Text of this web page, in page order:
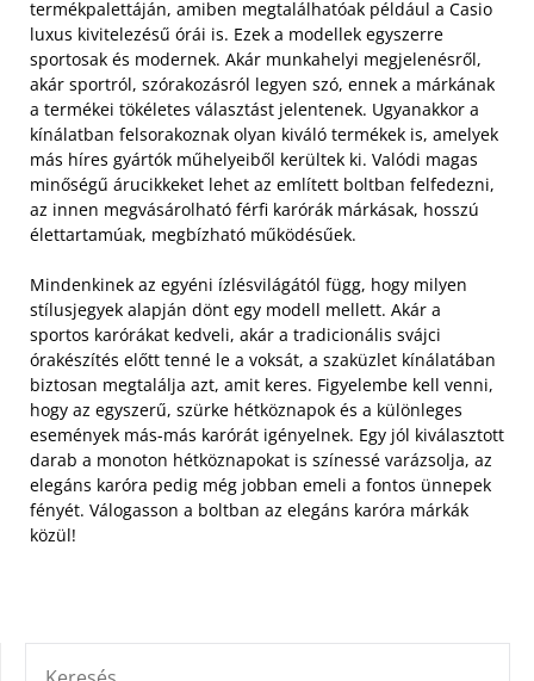
termékpalettáján, amiben megtalálhatóak például a Casio
luxus kivitelezésű órái is. Ezek a modellek egyszerre
sportosak és modernek. Akár munkahelyi megjelenésről,
akár sportról, szórakozásról legyen szó, ennek a márkának
a termékei tökéletes választást jelentenek. Ugyanakkor a
kínálatban felsorakoznak olyan kiváló termékek is, amelyek
más híres gyártók műhelyeiből kerültek ki. Valódi magas
minőségű árucikkeket lehet az említett boltban felfedezni,
az innen megvásárolható férfi karórák márkásak, hosszú
élettartamúak, megbízható működésűek.
Mindenkinek az egyéni ízlésvilágától függ, hogy milyen
stílusjegyek alapján dönt egy modell mellett. Akár a
sportos karórákat kedveli, akár a tradicionális svájci
órakészítés előtt tenné le a voksát, a szaküzlet kínálatában
biztosan megtalálja azt, amit keres. Figyelembe kell venni,
hogy az egyszerű, szürke hétköznapok és a különleges
események más-más karórát igényelnek. Egy jól kiválasztott
darab a monoton hétköznapokat is színessé varázsolja, az
elegáns karóra pedig még jobban emeli a fontos ünnepek
fényét. Válogasson a boltban az elegáns karóra márkák
közül!